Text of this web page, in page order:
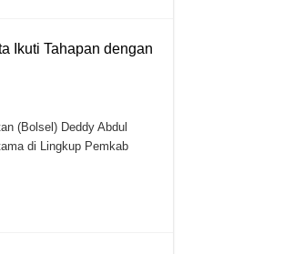
Ikuti Tahapan dengan
(Bolsel) Deddy Abdul
di Lingkup Pemkab